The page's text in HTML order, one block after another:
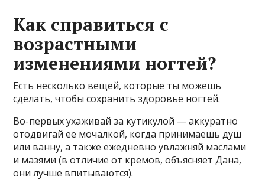
Как справиться с
возрастными
изменениями ногтей?
Есть несколько вещей, которые ты можешь
сделать, чтобы сохранить здоровье ногтей.
Во-первых ухаживай за кутикулой — аккуратно
отодвигай ее мочалкой, когда принимаешь душ
или ванну, а также ежедневно увлажняй маслами
и мазями (в отличие от кремов, объясняет Дана,
они лучше впитываются).